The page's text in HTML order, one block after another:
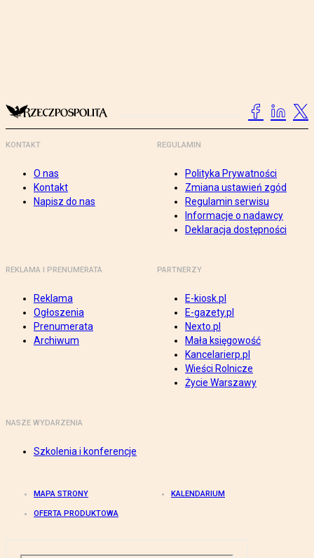
KONTAKT
O nas
Kontakt
Napisz do nas
REGULAMIN
Polityka Prywatności
Zmiana ustawień zgód
Regulamin serwisu
Informacje o nadawcy
Deklaracja dostępności
REKLAMA I PRENUMERATA
Reklama
Ogłoszenia
Prenumerata
Archiwum
PARTNERZY
E-kiosk.pl
E-gazety.pl
Nexto.pl
Mała księgowość
Kancelarierp.pl
Wieści Rolnicze
Życie Warszawy
NASZE WYDARZENIA
Szkolenia i konferencje
MAPA STRONY KALENDARIUM
OFERTA PRODUKTOWA